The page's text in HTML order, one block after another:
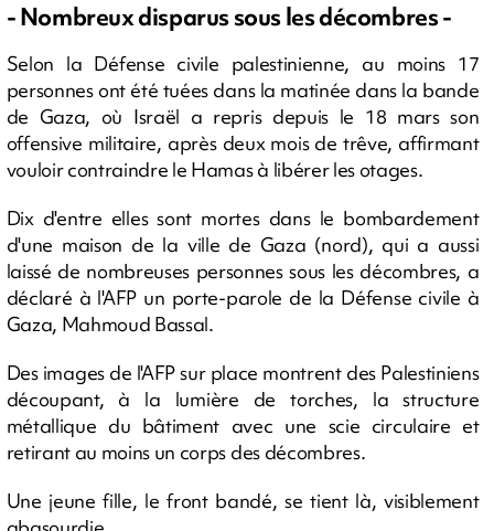
- Nombreux disparus sous les décombres -
Selon la Défense civile palestinienne, au moins 17
personnes ont été tuées dans la matinée dans la bande
de Gaza, où Israël a repris depuis le 18 mars son
offensive militaire, après deux mois de trêve, affirmant
vouloir contraindre le Hamas à libérer les otages.
Dix d'entre elles sont mortes dans le bombardement
d'une maison de la ville de Gaza (nord), qui a aussi
laissé de nombreuses personnes sous les décombres, a
déclaré à l'AFP un porte-parole de la Défense civile à
Gaza, Mahmoud Bassal.
Des images de l'AFP sur place montrent des Palestiniens
découpant, à la lumière de torches, la structure
métallique du bâtiment avec une scie circulaire et
retirant au moins un corps des décombres.
Une jeune fille, le front bandé, se tient là, visiblement